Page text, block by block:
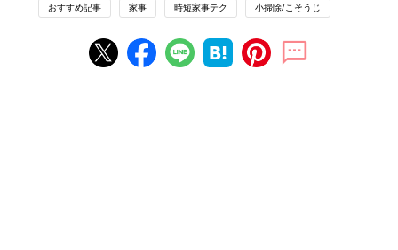
おすすめ記事 家事 時短家事テク 小掃除/こそうじ